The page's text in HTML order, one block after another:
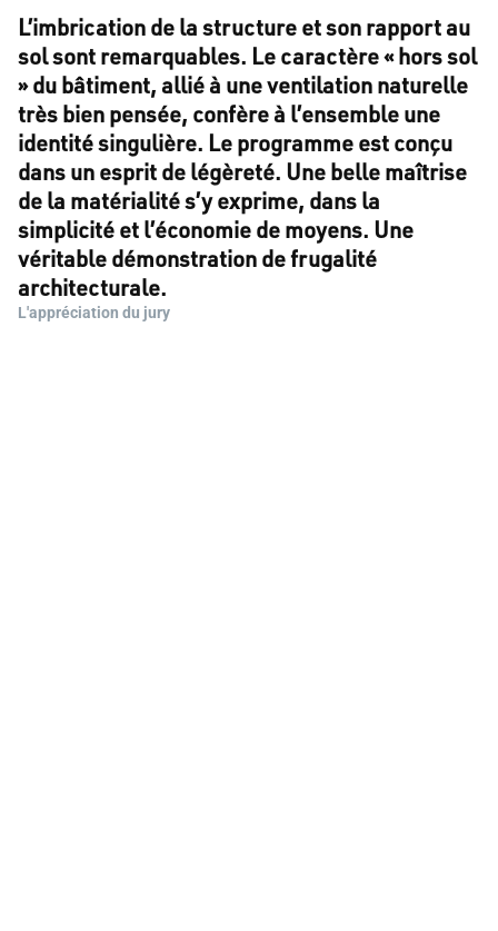
Gérer les paramètres des cookies
L’imbrication de la structure et son rapport au
sol sont remarquables. Le caractère « hors sol
» du bâtiment, allié à une ventilation naturelle
très bien pensée, confère à l’ensemble une
identité singulière. Le programme est conçu
dans un esprit de légèreté. Une belle maîtrise
de la matérialité s’y exprime, dans la
simplicité et l’économie de moyens. Une
véritable démonstration de frugalité
architecturale.
L'appréciation du jury